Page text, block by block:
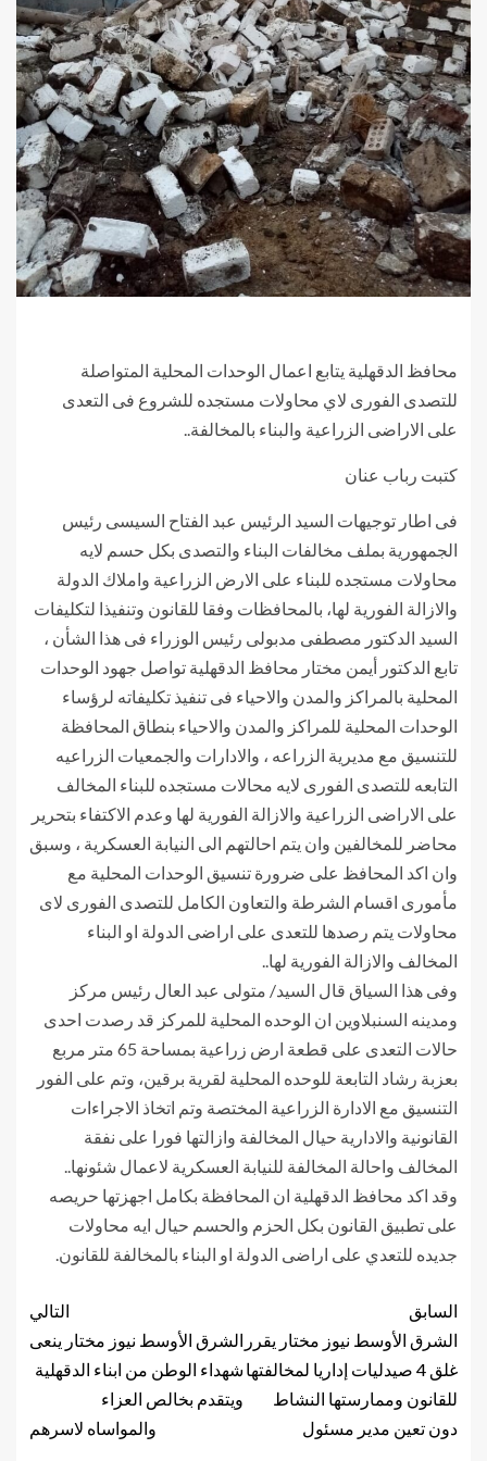
محافظ الدقهلية يتابع اعمال الوحدات المحلية المتواصلة
للتصدى الفورى لاي محاولات مستجده للشروع فى التعدى
على الاراضى الزراعية والبناء بالمخالفة..
كتبت رباب عنان
فى اطار توجيهات السيد الرئيس عبد الفتاح السيسى رئيس
الجمهورية بملف مخالفات البناء والتصدى بكل حسم لايه
محاولات مستجده للبناء على الارض الزراعية واملاك الدولة
والازالة الفورية لها، بالمحافظات وفقا للقانون وتنفيذا لتكليفات
السيد الدكتور مصطفى مدبولى رئيس الوزراء فى هذا الشأن ،
تابع الدكتور أيمن مختار محافظ الدقهلية تواصل جهود الوحدات
المحلية بالمراكز والمدن والاحياء فى تنفيذ تكليفاته لرؤساء
الوحدات المحلية للمراكز والمدن والاحياء بنطاق المحافظة
للتنسيق مع مديرية الزراعه ، والادارات والجمعيات الزراعيه
التابعه للتصدى الفورى لايه محالات مستجده للبناء المخالف
على الاراضى الزراعية والازالة الفورية لها وعدم الاكتفاء بتحرير
محاضر للمخالفين وان يتم احالتهم الى النيابة العسكرية ، وسبق
وان اكد المحافظ على ضرورة تنسيق الوحدات المحلية مع
مأمورى اقسام الشرطة والتعاون الكامل للتصدى الفورى لاى
محاولات يتم رصدها للتعدى على اراضى الدولة او البناء
المخالف والازالة الفورية لها..
وفى هذا السياق قال السيد/ متولى عبد العال رئيس مركز
ومدينه السنبلاوين ان الوحده المحلية للمركز قد رصدت احدى
حالات التعدى على قطعة ارض زراعية بمساحة 65 متر مربع
بعزبة رشاد التابعة للوحده المحلية لقرية برقين، وتم على الفور
التنسيق مع الادارة الزراعية المختصة وتم اتخاذ الاجراءات
القانونية والادارية حيال المخالفة وازالتها فورا على نفقة
المخالف واحالة المخالفة للنيابة العسكرية لاعمال شئونها..
وقد اكد محافظ الدقهلية ان المحافظة بكامل اجهزتها حريصه
على تطبيق القانون بكل الحزم والحسم حيال ايه محاولات
جديده للتعدي على اراضى الدولة او البناء بالمخالفة للقانون.
السابق
الشرق الأوسط نيوز مختار يقرر
غلق 4 صيدليات إداريا لمخالفتها
للقانون وممارستها النشاط
دون تعين مدير مسئول
التالي
الشرق الأوسط نيوز مختار ينعى
شهداء الوطن من ابناء الدقهلية
ويتقدم بخالص العزاء
والمواساه لاسرهم